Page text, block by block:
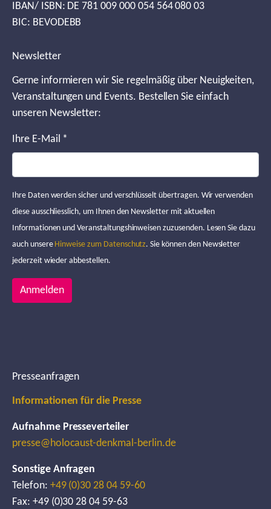
IBAN/ ISBN: DE 781 009 000 054 564 080 03
BIC: BEVODEBB
Newsletter
Gerne informieren wir Sie regelmäßig über Neuigkeiten,
Veranstaltungen und Events. Bestellen Sie einfach
unseren Newsletter:
Ihre E-Mail *
Ihre Daten werden sicher und verschlüsselt übertragen. Wir verwenden
diese ausschliesslich, um Ihnen den Newsletter mit aktuellen
Informationen und Veranstaltungshinweisen zuzusenden. Lesen Sie dazu
auch unsere Hinweise zum Datenschutz. Sie können den Newsletter
jederzeit wieder abbestellen.
Anmelden
Presseanfragen
Informationen für die Presse
Aufnahme Presseverteiler
presse@holocaust-denkmal-berlin.de
Sonstige Anfragen
Telefon: +49 (0)30 28 04 59-60
Fax: +49 (0)30 28 04 59-63